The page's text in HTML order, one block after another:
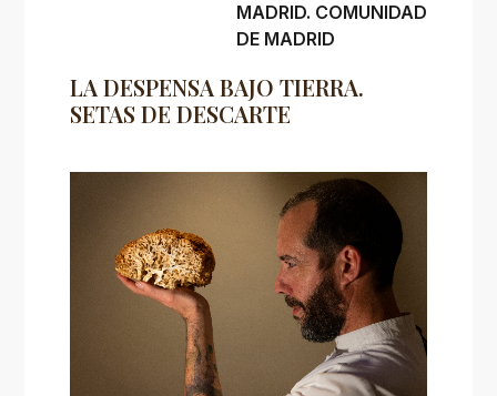
LA DESPENSA BAJO TIERRA.
SETAS DE DESCARTE
MADRID. COMUNIDAD
DE MADRID